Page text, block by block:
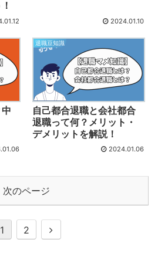
2024.01.10
退職豆知識
自己都合退職と会社都合
退職って何？メリット・
デメリットを解説！
2024.01.06
次のページ
1 2
次